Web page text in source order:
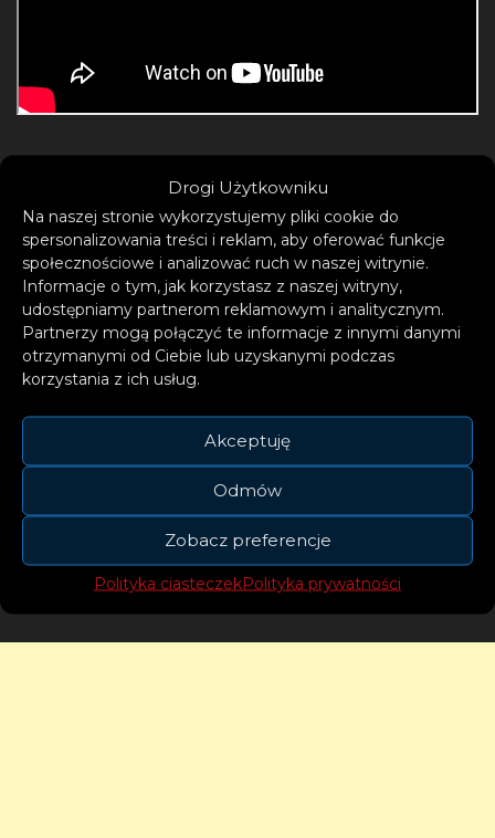
Drogi Użytkowniku
Na naszej stronie wykorzystujemy pliki cookie do
spersonalizowania treści i reklam, aby oferować funkcje
społecznościowe i analizować ruch w naszej witrynie.
Informacje o tym, jak korzystasz z naszej witryny,
udostępniamy partnerom reklamowym i analitycznym.
Partnerzy mogą połączyć te informacje z innymi danymi
otrzymanymi od Ciebie lub uzyskanymi podczas
korzystania z ich usług.
Akceptuję
Odmów
Zobacz preferencje
Polityka ciasteczekPolityka prywatności
Znany jako „główny tancerz” BTS j-hope
szczyci się niemal doskonałymi
umiejętnościami wykonawczymi. Jego
oryginalność jako artysty wynika m.in. z faktu,
że uczył się muzyki poprzez taniec. J-hope
jest współautorem takich utwór BTS jak „Intro:
Boy Meets Evil” i „MAMA” z albumu „WINGS”.
Artysta ma na koncie także kilka solowych
wydawnictw – w 2018 r. wydał mixtape „Hope
World”, na którym wyrażał szczere emocje,
dzieląc się ze słuchaczami swoją artystyczną